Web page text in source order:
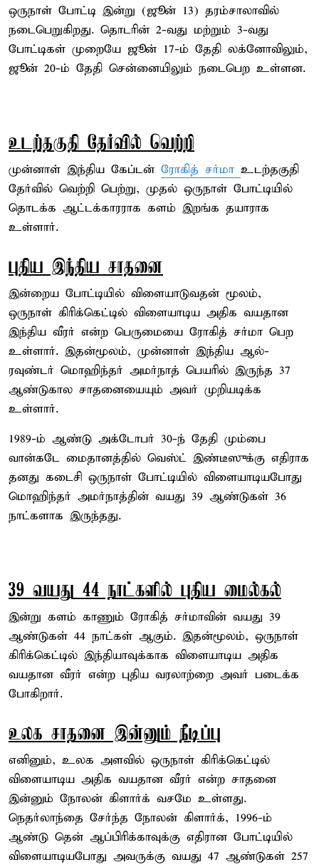
ஒருநாள் போட்டி இன்று (ஜூன் 13) தரம்சாலாவில்
நடைபெறுகிறது. தொடரின் 2-வது மற்றும் 3-வது
போட்டிகள் முறையே ஜூன் 17-ம் தேதி லக்னோவிலும்,
ஜூன் 20-ம் தேதி சென்னையிலும் நடைபெற உள்ளன.
உடற்தகுதி தேர்வில் வெற்றி
முன்னாள் இந்திய கேப்டன் ரோகித் சர்மா உடற்தகுதி
தேர்வில் வெற்றி பெற்று, முதல் ஒருநாள் போட்டியில்
தொடக்க ஆட்டக்காரராக களம் இறங்க தயாராக
உள்ளார்.
புதிய இந்திய சாதனை
இன்றைய போட்டியில் விளையாடுவதன் மூலம்,
ஒருநாள் கிரிக்கெட்டில் விளையாடிய அதிக வயதான
இந்திய வீரர் என்ற பெருமையை ரோகித் சர்மா பெற
உள்ளார். இதன்மூலம், முன்னாள் இந்திய ஆல்-
ரவுண்டர் மொஹிந்தர் அமர்நாத் பெயரில் இருந்த 37
ஆண்டுகால சாதனையையும் அவர் முறியடிக்க
உள்ளார்.
1989-ம் ஆண்டு அக்டோபர் 30-ந் தேதி மும்பை
வான்கடே மைதானத்தில் வெஸ்ட் இண்டீஸுக்கு எதிராக
தனது கடைசி ஒருநாள் போட்டியில் விளையாடியபோது
மொஹிந்தர் அமர்நாத்தின் வயது 39 ஆண்டுகள் 36
நாட்களாக இருந்தது.
39 வயது 44 நாட்களில் புதிய மைல்கல்
இன்று களம் காணும் ரோகித் சர்மாவின் வயது 39
ஆண்டுகள் 44 நாட்கள் ஆகும். இதன்மூலம், ஒருநாள்
கிரிக்கெட்டில் இந்தியாவுக்காக விளையாடிய அதிக
வயதான வீரர் என்ற புதிய வரலாற்றை அவர் படைக்க
போகிறார்.
உலக சாதனை இன்னும் நீடிப்பு
எனினும், உலக அளவில் ஒருநாள் கிரிக்கெட்டில்
விளையாடிய அதிக வயதான வீரர் என்ற சாதனை
இன்னும் நோலன் கிளார்க் வசமே உள்ளது.
நெதர்லாந்தை சேர்ந்த நோலன் கிளார்க், 1996-ம்
ஆண்டு தென் ஆப்பிரிக்காவுக்கு எதிரான போட்டியில்
விளையாடியபோது அவருக்கு வயது 47 ஆண்டுகள் 257